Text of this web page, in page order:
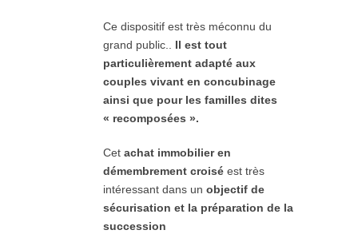
Ce dispositif est très méconnu du
grand public.. Il est tout
particulièrement adapté aux
couples vivant en concubinage
ainsi que pour les familles dites
« recomposées ».
Cet achat immobilier en
démembrement croisé est très
intéressant dans un objectif de
sécurisation et la préparation de la
succession